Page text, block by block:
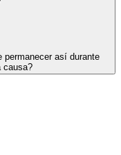
permanecer así durante
causa?